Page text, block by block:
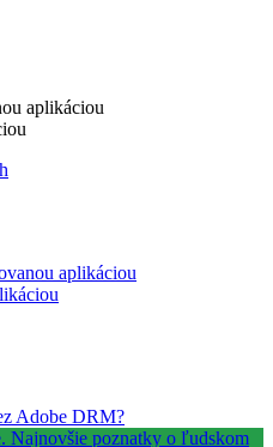
aplikáciou
aplikáciou
Adobe DRM?